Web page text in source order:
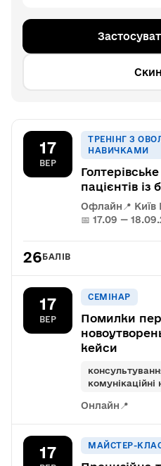
17
ВЕР
ТРЕНІНГ З
НАВИЧКАМИ
пацієнтів із
Офлайн 📍
📅 17.09 —
26БАЛІВ
17
ВЕР
СЕМІНАР
Помилки
кейси
комунікаційні
Онлайн 📍
17 МАЙСТЕР-